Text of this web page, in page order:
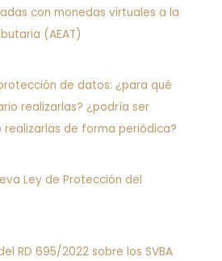
con monedas virtuales a la
(AEAT)
de datos: ¿para qué
realizarlas? ¿podría ser
realizarlas de forma periódica?
Ley de Protección del
RD 695/2022 sobre los SVBA